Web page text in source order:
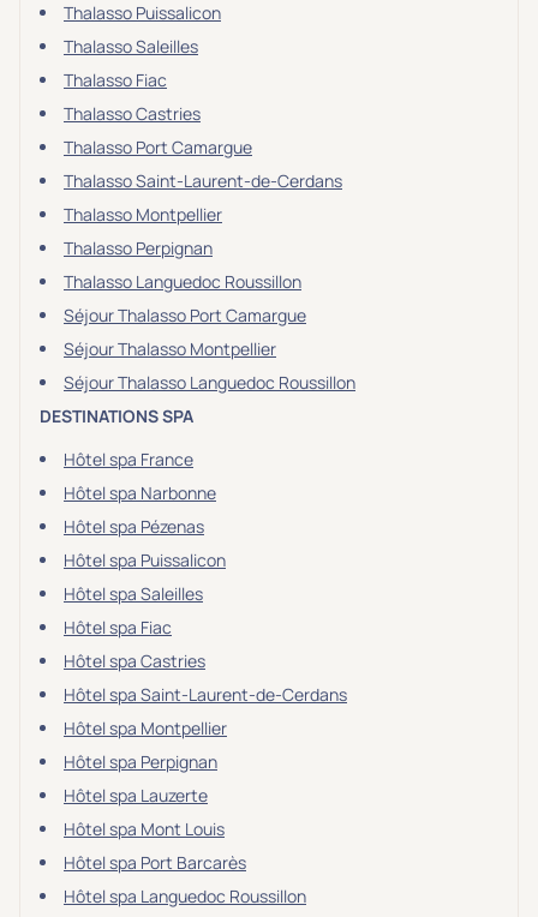
Thalasso Puissalicon
Thalasso Saleilles
Thalasso Fiac
Thalasso Castries
Thalasso Port Camargue
Thalasso Saint-Laurent-de-Cerdans
Thalasso Montpellier
Thalasso Perpignan
Thalasso Languedoc Roussillon
Séjour Thalasso Port Camargue
Séjour Thalasso Montpellier
Séjour Thalasso Languedoc Roussillon
DESTINATIONS SPA
Hôtel spa France
Hôtel spa Narbonne
Hôtel spa Pézenas
Hôtel spa Puissalicon
Hôtel spa Saleilles
Hôtel spa Fiac
Hôtel spa Castries
Hôtel spa Saint-Laurent-de-Cerdans
Hôtel spa Montpellier
Hôtel spa Perpignan
Hôtel spa Lauzerte
Hôtel spa Mont Louis
Hôtel spa Port Barcarès
Hôtel spa Languedoc Roussillon